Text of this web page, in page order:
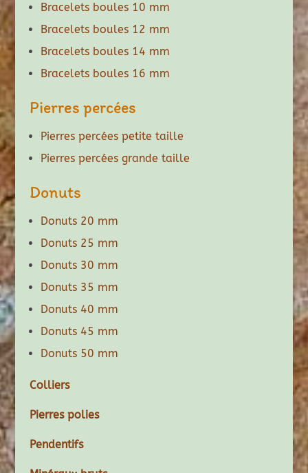
Bracelets boules 10 mm
Bracelets boules 12 mm
Bracelets boules 14 mm
Bracelets boules 16 mm
Pierres percées
Pierres percées petite taille
Pierres percées grande taille
Donuts
Donuts 20 mm
Donuts 25 mm
Donuts 30 mm
Donuts 35 mm
Donuts 40 mm
Donuts 45 mm
Donuts 50 mm
Colliers
Pierres polies
Pendentifs